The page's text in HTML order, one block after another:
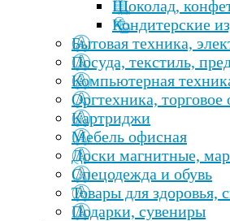
Шоколад,
Кондитерские
Бытовая техника,
Посуда, текстиль,
Компьютерная
Оргтехника, торговое
Картриджи
Мебель офисная
Доски магнитные,
Спецодежда и обувь
Товары для здоровья,
Подарки, сувениры